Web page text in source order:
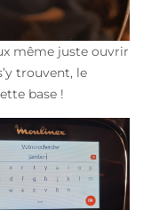
même juste ouvrir
trouvent, le
base !